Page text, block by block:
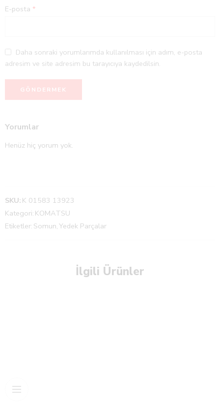
E-posta *
Daha sonraki yorumlarımda kullanılması için adım, e-posta
adresim ve site adresim bu tarayıcıya kaydedilsin.
Yorumlar
Henüz hiç yorum yok.
SKU: K 01583 13923
Kategori: KOMATSU
Etiketler: Somun,Yedek Parçalar
İlgili Ürünler